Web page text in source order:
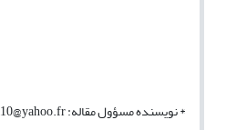
*نویسنده مسؤول مقاله: E-mail: gorji110@yahoo.fr